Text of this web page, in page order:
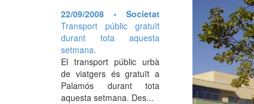
22/09/2008 - Societat
Transport públic gratuït
durant tota aquesta
setmana.
El transport públic urbà
de viatgers és gratuït a
Palamós durant tota
aquesta setmana. Des...